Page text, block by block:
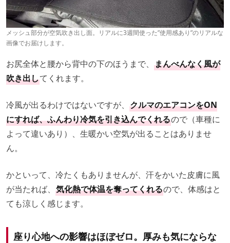
メッシュ部分が空気吹き出し面。リアルに3週間使った”使用感あり”のリアルな
画像でお届けします。
お尻全体と腰から背中の下のほうまで、 まんべんなく風が
吹き出してくれます。
冷風が出るわけではないですが、 クルマのエアコンをON
にすれば、ふんわり冷気を引き込んでくれるので（車種に
よって違いあり）、生暖かい空気が出ることはありませ
ん。
かといって、冷たくもありませんが、汗をかいた皮膚に風
が当たれば、 気化熱で体温を奪ってくれるので、体感はと
ても涼しく感じます。
座り心地への影響はほぼゼロ。厚みも気にならな